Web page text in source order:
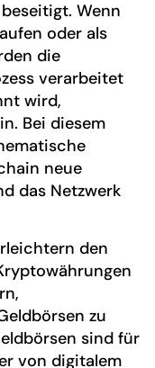
Wenn
oder als
die
verarbeitet
wird,
Bei diesem
neue
das Netzwerk
den
zu
sind für
von digitalem